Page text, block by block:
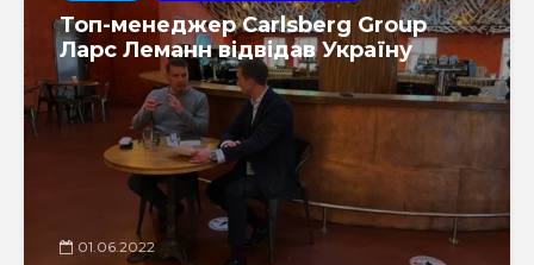
Топ-менеджер Carlsberg Group
Ларс Леманн відвідав Україну
01.06.2022